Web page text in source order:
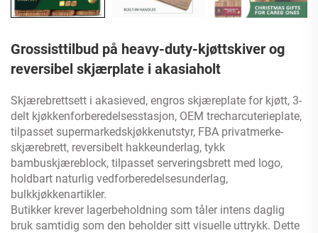
Grossisttilbud på heavy-duty-kjøttskiver og
reversibel skjærplate i akasiaholt
Skjærebrettsett i akasieved, engros skjæreplate for kjøtt, 3-
delt kjøkkenforberedelsesstasjon, OEM trecharcuterieplate,
tilpasset supermarkedskjøkkenutstyr, FBA privatmerke-
skjærebrett, reversibelt hakkeunderlag, tykk
bambuskjæreblock, tilpasset serveringsbrett med logo,
holdbart naturlig vedforberedelsesunderlag,
bulkkjøkkenartikler.
Butikker krever lagerbeholdning som tåler intens daglig
bruk samtidig som den beholder sitt visuelle uttrykk. Dette